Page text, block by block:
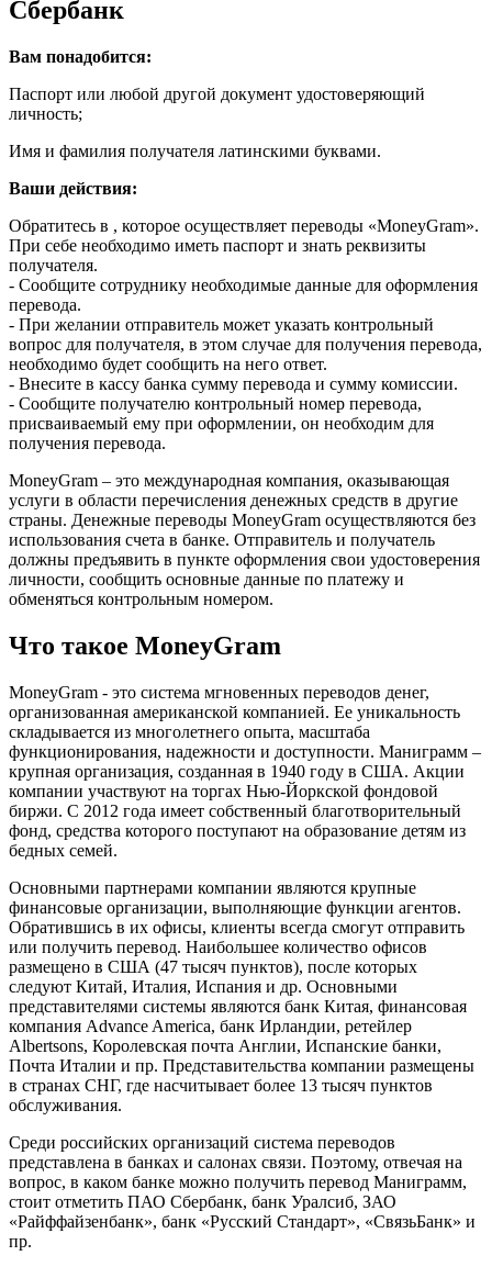
Сбербанк
Вам понадобится:
Паспорт или любой другой документ удостоверяющий
личность;
Имя и фамилия получателя латинскими буквами.
Ваши действия:
Обратитесь в , которое осуществляет переводы «MoneyGram».
При себе необходимо иметь паспорт и знать реквизиты
получателя.
- Сообщите сотруднику необходимые данные для оформления
перевода.
- При желании отправитель может указать контрольный
вопрос для получателя, в этом случае для получения перевода,
необходимо будет сообщить на него ответ.
- Внесите в кассу банка сумму перевода и сумму комиссии.
- Сообщите получателю контрольный номер перевода,
присваиваемый ему при оформлении, он необходим для
получения перевода.
MoneyGram – это международная компания, оказывающая
услуги в области перечисления денежных средств в другие
страны. Денежные переводы MoneyGram осуществляются без
использования счета в банке. Отправитель и получатель
должны предъявить в пункте оформления свои удостоверения
личности, сообщить основные данные по платежу и
обменяться контрольным номером.
Что такое MoneyGram
MoneyGram - это система мгновенных переводов денег,
организованная американской компанией. Ее уникальность
складывается из многолетнего опыта, масштаба
функционирования, надежности и доступности. Маниграмм –
крупная организация, созданная в 1940 году в США. Акции
компании участвуют на торгах Нью-Йоркской фондовой
биржи. С 2012 года имеет собственный благотворительный
фонд, средства которого поступают на образование детям из
бедных семей.
Основными партнерами компании являются крупные
финансовые организации, выполняющие функции агентов.
Обратившись в их офисы, клиенты всегда смогут отправить
или получить перевод. Наибольшее количество офисов
размещено в США (47 тысяч пунктов), после которых
следуют Китай, Италия, Испания и др. Основными
представителями системы являются банк Китая, финансовая
компания Advance America, банк Ирландии, ретейлер
Albertsons, Королевская почта Англии, Испанские банки,
Почта Италии и пр. Представительства компании размещены
в странах СНГ, где насчитывает более 13 тысяч пунктов
обслуживания.
Среди российских организаций система переводов
представлена в банках и салонах связи. Поэтому, отвечая на
вопрос, в каком банке можно получить перевод Маниграмм,
стоит отметить ПАО Сбербанк, банк Уралсиб, ЗАО
«Райффайзенбанк», банк «Русский Стандарт», «СвязьБанк» и
пр.